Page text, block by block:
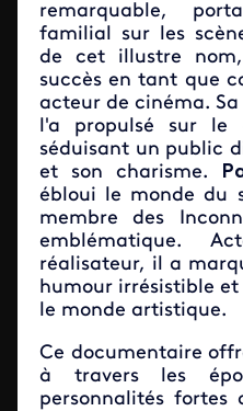
remarquable,
familial sur les
de cet illustre
succès en tant que
acteur de cinéma.
l'a propulsé sur le
séduisant un public
et son charisme.
ébloui le monde du
membre des
emblématique.
réalisateur, il a
humour irrésistible
le monde artistique.
Ce documentaire
à travers les
personnalités